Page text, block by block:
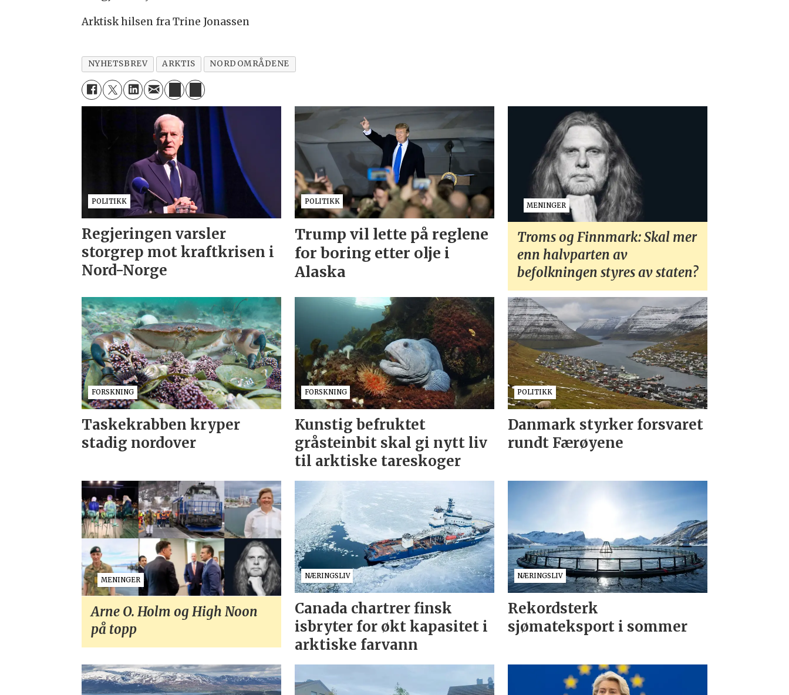
Arktisk hilsen fra Trine Jonassen
NYHETSBREV ARKTIS NORDOMRÅDENE
POLITIKK
Regjeringen varsler
storgrep mot kraftkrisen i
Nord-Norge
POLITIKK
Trump vil lette på reglene
for boring etter olje i
Alaska
MENINGER
Troms og Finnmark: Skal mer
enn halvparten av
befolkningen styres av staten?
FORSKNING
Taskekrabben kryper
stadig nordover
FORSKNING
Kunstig befruktet
gråsteinbit skal gi nytt liv
til arktiske tareskoger
POLITIKK
Danmark styrker forsvaret
rundt Færøyene
MENINGER
Arne O. Holm og High Noon
på topp
NÆRINGSLIV
Canada chartrer finsk
isbryter for økt kapasitet i
arktiske farvann
NÆRINGSLIV
Rekordsterk
sjømateksport i sommer